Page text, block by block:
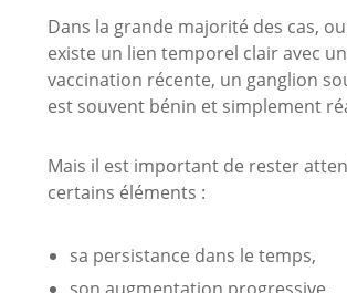
Dans la grande majorité des cas,
existe un lien temporel clair avec
vaccination récente, un ganglion
est souvent bénin et simplement
Mais il est important de rester
certains éléments :
sa persistance dans le temps,